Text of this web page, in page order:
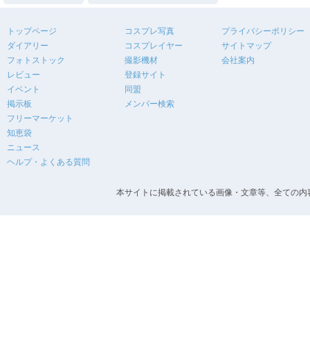
トップページ
ダイアリー
フォトストック
レビュー
イベント
掲示板
フリーマーケット
知恵袋
ニュース
ヘルプ・よくある質問
コスプレ写真
コスプレイヤー
撮影機材
登録サイト
同盟
メンバー検索
プライバシーポリシー
サイトマップ
会社案内
本サイトに掲載されている画像・文章等、全ての